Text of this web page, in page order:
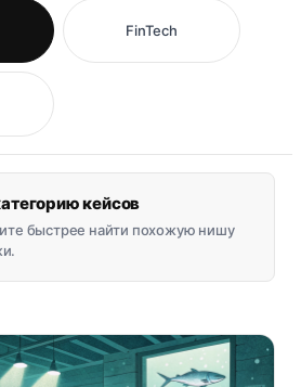
FinTech
кейсов
быстрее найти похожую нишу